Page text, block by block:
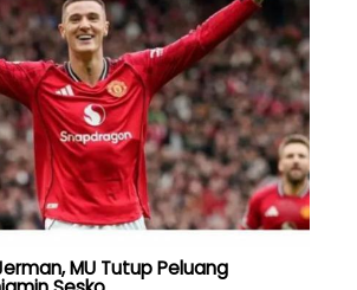
MU Tutup Peluang